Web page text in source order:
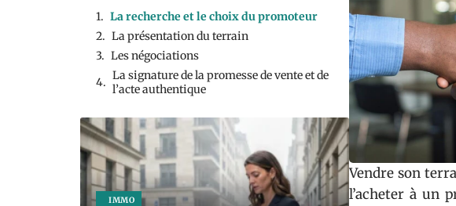
La recherche et le choix du promoteur
La présentation du terrain
Les négociations
La signature de la promesse de vente et de
l’acte authentique
IMMO
Vendre son
l’acheter à un